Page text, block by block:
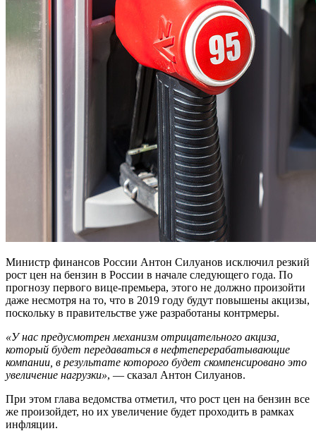
Министр финансов России Антон Силуанов исключил резкий
рост цен на бензин в России в начале следующего года. По
прогнозу первого вице-премьера, этого не должно произойти
даже несмотря на то, что в 2019 году будут повышены акцизы,
поскольку в правительстве уже разработаны контрмеры.
«У нас предусмотрен механизм отрицательного акциза,
который будет передаваться в нефтеперерабатывающие
компании, в результате которого будет скомпенсировано это
увеличение нагрузки», — сказал Антон Силуанов.
При этом глава ведомства отметил, что рост цен на бензин все
же произойдет, но их увеличение будет проходить в рамках
инфляции.